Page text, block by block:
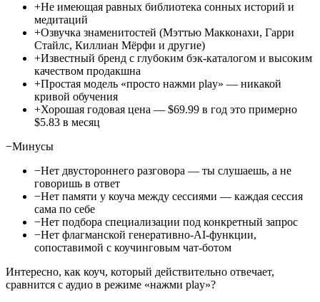
+Не имеющая равных библиотека сонных историй и
медитаций
+Озвучка знаменитостей (Мэттью Макконахи, Гарри
Стайлс, Киллиан Мёрфи и другие)
+Известный бренд с глубоким бэк-каталогом и высоким
качеством продакшна
+Простая модель «просто нажми play» — никакой
кривой обучения
+Хорошая годовая цена — $69.99 в год это примерно
$5.83 в месяц
−Минусы
−Нет двустороннего разговора — ты слушаешь, а не
говоришь в ответ
−Нет памяти у коуча между сессиями — каждая сессия
сама по себе
−Нет подбора специализации под конкретный запрос
−Нет флагманской генеративно-AI-функции,
сопоставимой с коучинговым чат-ботом
Интересно, как коуч, который действительно отвечает,
сравнится с аудио в режиме «нажми play»?